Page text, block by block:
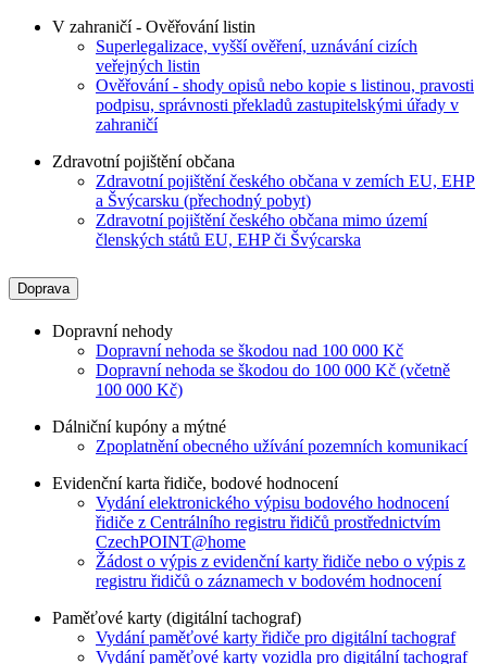
V zahraničí - Ověřování listin
Superlegalizace, vyšší ověření, uznávání cizích
veřejných listin
Ověřování - shody opisů nebo kopie s listinou, pravosti
podpisu, správnosti překladů zastupitelskými úřady v
zahraničí
Zdravotní pojištění občana
Zdravotní pojištění českého občana v zemích EU, EHP
a Švýcarsku (přechodný pobyt)
Zdravotní pojištění českého občana mimo území
členských států EU, EHP či Švýcarska
Doprava
Dopravní nehody
Dopravní nehoda se škodou nad 100 000 Kč
Dopravní nehoda se škodou do 100 000 Kč (včetně
100 000 Kč)
Dálniční kupóny a mýtné
Zpoplatnění obecného užívání pozemních komunikací
Evidenční karta řidiče, bodové hodnocení
Vydání elektronického výpisu bodového hodnocení
řidiče z Centrálního registru řidičů prostřednictvím
CzechPOINT@home
Žádost o výpis z evidenční karty řidiče nebo o výpis z
registru řidičů o záznamech v bodovém hodnocení
Paměťové karty (digitální tachograf)
Vydání paměťové karty řidiče pro digitální tachograf
Vydání paměťové karty vozidla pro digitální tachograf